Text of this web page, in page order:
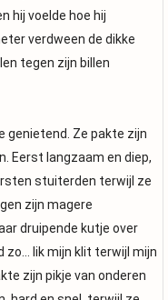
hij voelde hoe hij
verdween de dikke
tegen zijn billen
genietend. Ze pakte zijn
Eerst langzaam en diep,
stuiterden terwijl ze
zijn magere
druipende kutje over
zo… lik mijn klit terwijl mijn
zijn pikje van onderen